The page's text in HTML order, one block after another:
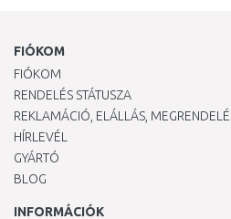
FIÓKOM
FIÓKOM
RENDELÉS STÁTUSZA
REKLAMÁCIÓ, ELÁLLÁS,
HÍRLEVÉL
GYÁRTÓ
BLOG
INFORMÁCIÓK